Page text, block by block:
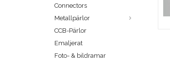
Connectors
Metallpärlor
CCB-Pärlor
Emaljerat
Foto- & bildramar